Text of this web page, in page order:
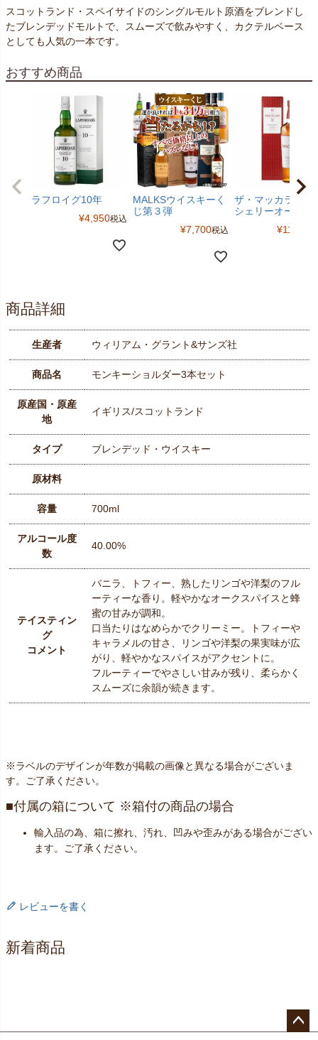
スコットランド・スペイサイドのシングルモルト原酒をブレンドし
たブレンデッドモルトで、スムーズで飲みやすく、カクテルベース
としても人気の一本です。
おすすめ商品
ラフロイグ10年
¥4,950税込
MALKSウイスキーく
じ第３弾
¥7,700税込
ザ・マッカラン12
シェリーオーク
¥11,770
商品詳細
生産者 ウィリアム・グラント&サンズ社
商品名 モンキーショルダー3本セット
原産国・原産
地
イギリス/スコットランド
タイプ ブレンデッド・ウイスキー
原材料
容量 700ml
アルコール度
数
40.00%
テイスティン
グ
コメント
バニラ、トフィー、熟したリンゴや洋梨のフル
ーティーな香り。軽やかなオークスパイスと蜂
蜜の甘みが調和。
口当たりはなめらかでクリーミー。トフィーや
キャラメルの甘さ、リンゴや洋梨の果実味が広
がり、軽やかなスパイスがアクセントに。
フルーティーでやさしい甘みが残り、柔らかく
スムーズに余韻が続きます。
※ラベルのデザインが年数が掲載の画像と異なる場合がございま
す。ご了承ください。
付属の箱について ※箱付の商品の場合
輸入品の為、箱に擦れ、汚れ、凹みや歪みがある場合がござい
ます。ご了承ください。
レビューを書く
新着商品